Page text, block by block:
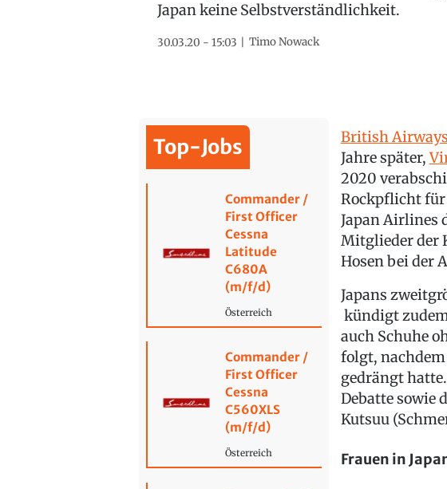
Japan keine Selbstverständlichkeit.
30.03.20 - 15:03 Timo Nowack
Top-Jobs
Commander /
First Officer
Cessna
Latitude
C680A
(m/f/d)
Österreich
Commander /
First Officer
Cessna
C560XLS
(m/f/d)
Österreich
British Airways
Jahre später,
2020
Rockpflicht
Japan Airlines
Mitglieder der
Hosen bei der
Japans
kündigt
auch Schuhe
folgt, nachdem
gedrängt
Debatte sowie
Kutsuu
Frauen in